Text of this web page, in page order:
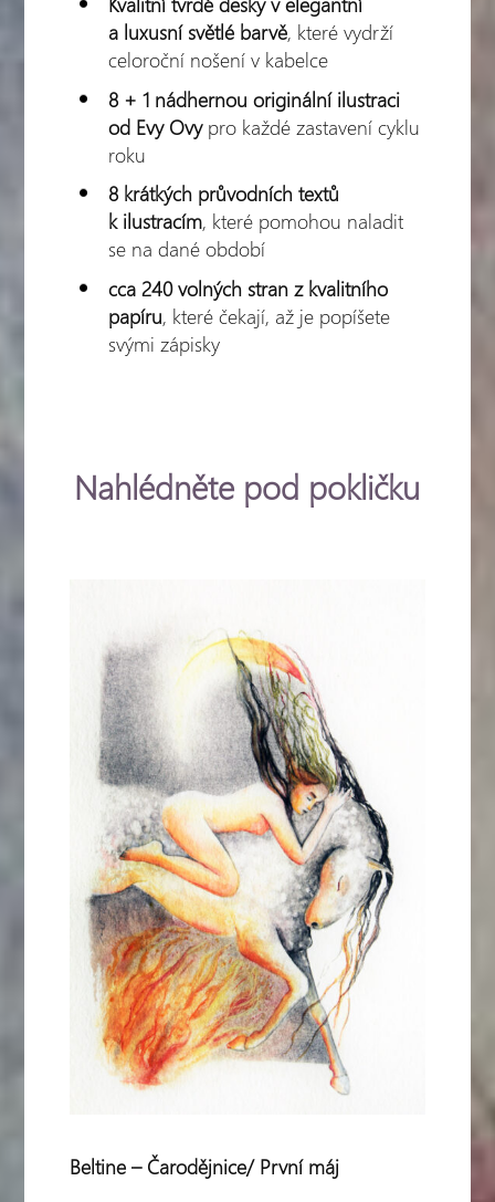
a luxusní světlé barvě, které vydrží
celoroční nošení v kabelce
8 + 1 nádhernou originální ilustraci
od Evy Ovypro každé zastavení cyklu
roku
8 krátkých průvodních textů
k ilustracím, které pomohou naladit
se na dané období
cca 240 volných stran z kvalitního
papíru, které čekají, až je popíšete
svými zápisky
Nahlédněte pod pokličku
Beltine – Čarodějnice/ První máj